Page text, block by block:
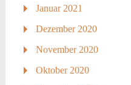
Januar 2021
Dezember 2020
November 2020
Oktober 2020